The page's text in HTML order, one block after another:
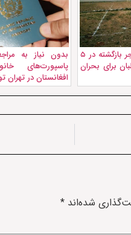
توزیع زمین به هزاران مهاجر بازگشته در ۵
برای بحران
بدون نیاز به
پاسپورت‌های
افغانستان در
شده‌اند *